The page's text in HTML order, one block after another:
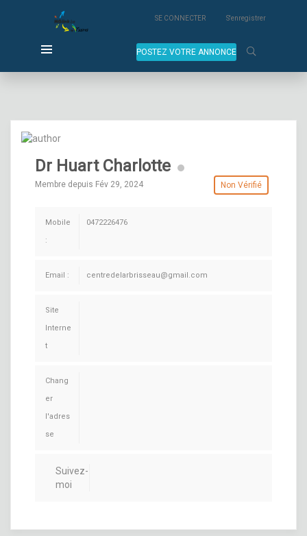
SE CONNECTER S'enregistrer
POSTEZ VOTRE ANNONCE
Dr Huart Charlotte
Membre depuis Fév 29, 2024 Non Vérifié
Mobile
:
0472226476
Email : centredelarbrisseau@gmail.com
Site
Interne
t
Chang
er
l'adres
se
Suivez-
moi